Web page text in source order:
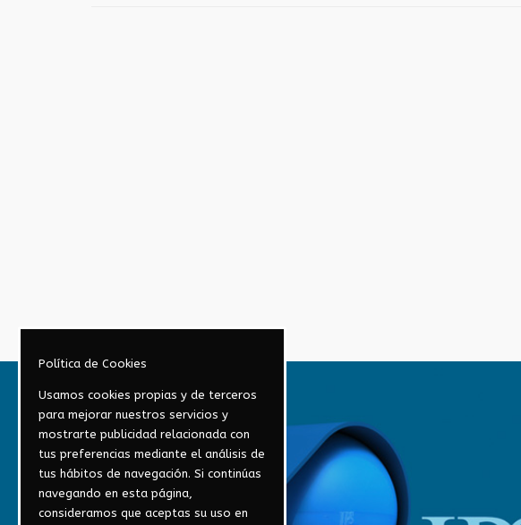
Política de Cookies
Usamos cookies propias y de terceros
para mejorar nuestros servicios y
mostrarte publicidad relacionada con
tus preferencias mediante el análisis de
tus hábitos de navegación. Si continúas
navegando en esta página,
consideramos que aceptas su uso en